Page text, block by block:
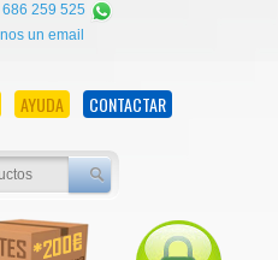
686 259 525
un email
AYUDA CONTACTAR